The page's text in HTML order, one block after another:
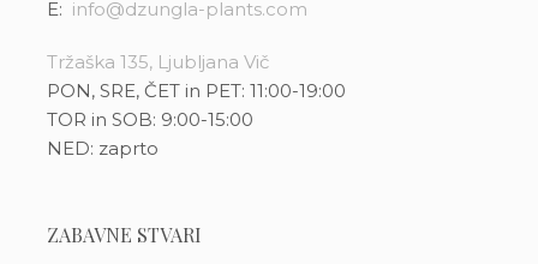
E: info@dzungla-plants.com
Tržaška 135, Ljubljana Vič
PON, SRE, ČET in PET: 11:00-19:00
TOR in SOB: 9:00-15:00
NED: zaprto
ZABAVNE STVARI